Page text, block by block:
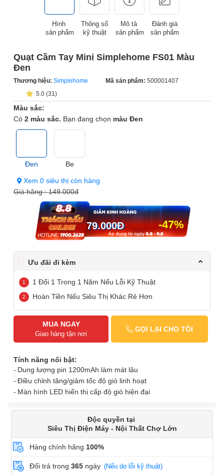
Hình
sản phẩm
Thông số
kỹ thuật
Mô tả
sản phẩm
Đánh giá
sản phẩm
Quạt Cầm Tay Mini Simplehome FS01 Màu
Đen
Thương hiệu: Simplehome Mã sản phẩm: 500001407
5.0 (31)
Màu sắc:
Có 2 màu sắc. Bạn đang chọn màu Đen
Đen Be
Xem 0 siêu thị còn hàng
Giá hãng :149.000đ
-47%
79.000Đ
Ưu đãi đi kèm
1 Đổi 1 Trong 1 Năm Nếu Lỗi Kỹ Thuật
Hoàn Tiền Nếu Siêu Thị Khác Rẻ Hơn
MUA NGAY
Giao hàng tận nơi
GỌI LẠI CHO TÔI
Tính năng nổi bật:
Dung lượng pin 1200mAh làm mát lâu
Điều chỉnh tăng/giảm tốc độ gió linh hoạt
Màn hình LED hiển thị cấp độ gió hiện đại
Độc quyền tại
Siêu Thị Điện Máy - Nội Thất Chợ Lớn
Hàng chính hãng 100%
Đổi trả trong 365 ngày (Nếu do lỗi kỹ thuật)